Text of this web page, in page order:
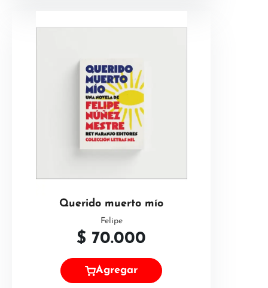
Querido muerto mío
Felipe
$ 70.000
Agregar